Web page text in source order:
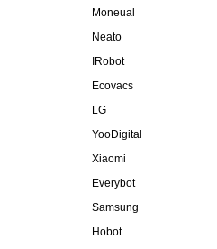
Moneual
Neato
IRobot
Ecovacs
LG
YooDigital
Xiaomi
Everybot
Samsung
Hobot